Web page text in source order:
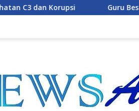
Guru Besar FEB Unila: Hibah